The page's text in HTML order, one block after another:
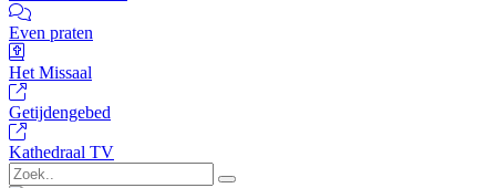
Even praten
Het Missaal
Getijdengebed
Kathedraal TV